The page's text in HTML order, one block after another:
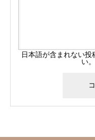
日本語が含まれない投
い